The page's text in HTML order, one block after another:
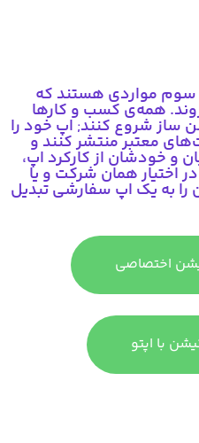
سوم مواردی هستند که
همه‌ی کسب و کارها
ساز شروع کنند; اپ خود را
معتبر منتشر کنند و
خودشان از کارکرد اپ،
اختیار همان شرکت و یا
را به یک اپ سفارشی تبدیل
اختصاصی
با اپتو